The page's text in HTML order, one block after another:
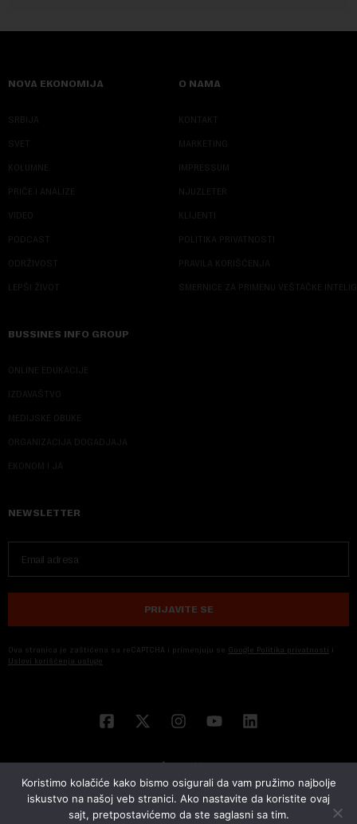
NOVA EKONOMIJA
SRBIJA
SVET
KOLUMNE
PRIČE I ANALIZE
VIDEO
PODCAST
ODRŽIVOST
LEPŠI ŽIVOT
O NAMA
KONTAKT
MARKETING
IMPRESSUM
NJUZLETER
KLIJENTI
POLITIKA PRIVATNOSTI
PRAVILA KORIŠĆENJA
SMERNICE ZA PRIMENU VEŠTAČKE
BUSSINES INFO GROUP
ONLINE EDUKACIJE
IZDAVAŠTVO
MEDIJSKE OBUKE
ORGANIZACIJA DOGADJAJA
EKONOM I JA
NEWSLETTER
PRIJAVITE SE
Ova stranica je zaštićena sa reCAPTCHA i primenjuju se Google Politika privatnosti i
Uslovi korišćenja usluge
Koristimo kolačiće kako bismo osigurali da vam pružimo najbolje
iskustvo na našoj veb stranici. Ako nastavite da koristite ovaj
sajt, pretpostavićemo da ste saglasni sa tim.